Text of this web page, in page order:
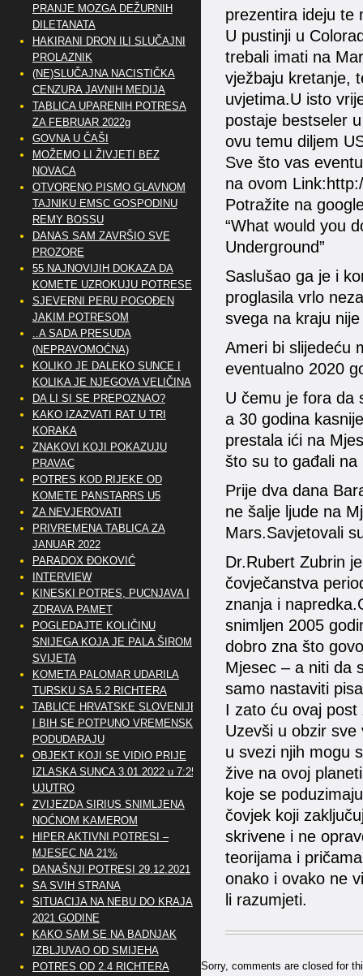
prezentira ideju te
U pustinji u
trebali imati na
vježbaju kretanje,
uvjetima.U isto
postaje bestseler
ovu temu diljem
Sve što vas
na ovom
Potražite na
“What would you
Underground”
Saslušao ga je i
proglasila vrlo
svega na kraju
Ameri bi slijedeću
eventualno 2020
U čemu je fora da
a 30 godina
prestala ići na
što su to gađali na
Prije dva dana
ne šalje ljude na
Mars.Savjetovali
Dr.Rubert Zubrin
čovječanstva
znanja i
snimljen 2005
dobro zna što
Mjesec – a niti da
samo nastaviti
I zato ću ovaj post
Uzevši u obzir
u svezi njih mogu
žive na ovoj
koje se
čovjek koji
skrivene i ne
teorijama i
onako i ovako ne
li razumjeti.
Sorry, comments are closed for
PRANJE MOZGA DEŽURNIH
DILETANATA
HAKIRANI DRON ILI SLUČAJNI
PROLAZNIK
(NE)SLUČAJNA NACISTIČKA
CENZURA JAVNIH MEDIJA
TABLICA UPARENIH POTRESA
ZA FEBRUAR 2022g
GOVNA U ČAŠI
MOŽEMO LI ŽIVJETI BEZ
NOVACA
OTVORENO PISMO GLAVNOM
TAJNIKU EMSC GOSPODINU
REMY BOSSU
DANAS SAM ZAVRŠIO SVE
PROZORE
55 NAJNOVIJIH DOKAZA DA
KOMETE UZROKUJU POTRESE
SJEVERNI PERU POGOĐEN
JAKIM POTRESOM
..A SADA PRESUDA
(NEPRAVOMOĆNA)
KOLIKO JE DALEKO SUNCE I
KOLIKA JE NJEGOVA VELIČINA
DA LI SI SE PREPOZNAO?
KAKO IZAZVATI RAT U TRI
KORAKA
ZNAKOVI KOJI POKAZUJU
PRAVAC
POTRES KOD RIJEKE OD
KOMETE PANSTARRS U5
ZA NEVJEROVATI
PRIVREMENA TABLICA ZA
JANUAR 2022
PARADOX ĐOKOVIĆ
INTERVIEW
KINESKI POTRES, PUCNJAVA I
ZDRAVA PAMET
POGLEDAJTE KOLIČINU
SNIJEGA KOJA JE PALA ŠIROM
SVIJETA
KOMETA PALOMAR UDARILA
TURSKU SA 5.2 RICHTERA
TABLICE HRVATSKE SLOVENIJE
I BIH SE POTPUNO VREMENSKI
PODUDARAJU
OBJEKT KOJI SE VIDIO PRIJE
IZLASKA SUNCA 3.01.2022 u 7:25
UJUTRO
ZVIJEZDA SIRIUS SNIMLJENA
NOĆNOM KAMEROM
HIPER AKTIVNI POTRESI –
MJESEC NA 21%
DANAŠNJI POTRESI 29.12.2021
SA SVIH STRANA
SITUACIJA NA NEBU DO KRAJA
2021 GODINE
KAKO SAM SE NA BADNJAK
IZBLJUVAO OD SMIJEHA
POTRES OD 2.4 RICHTERA